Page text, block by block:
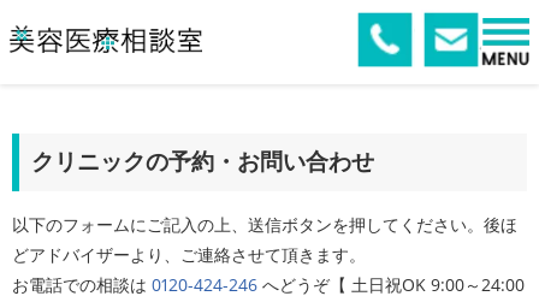
クリニックの予約・お問い合わせ
以下のフォームにご記入の上、送信ボタンを押してください。後ほ
どアドバイザーより、ご連絡させて頂きます。
お電話での相談は 0120-424-246 へどうぞ【 土日祝OK 9:00～24:00